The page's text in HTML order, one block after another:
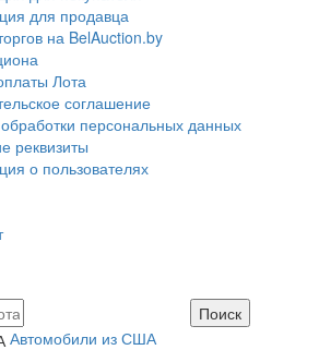
для продавца
на BelAuction.by
Лота
соглашение
персональных данных
реквизиты
о пользователях
Автомобили из США